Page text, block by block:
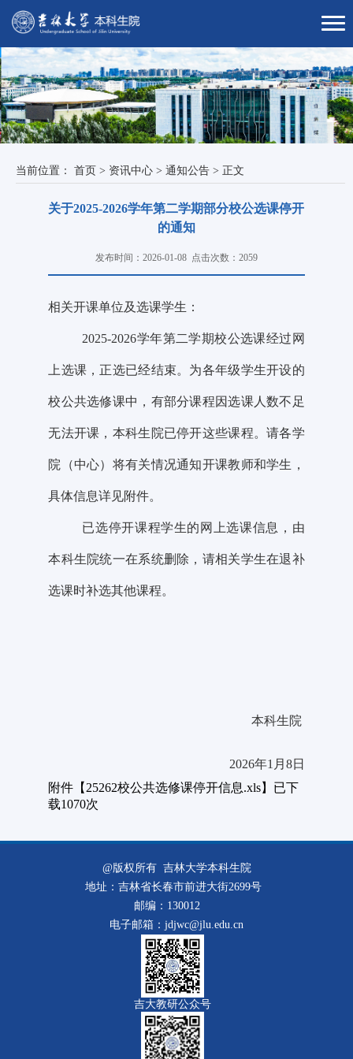
当前位置： 首页 > 资讯中心 > 通知公告 > 正文
关于2025-2026学年第二学期部分校公选课停开
的通知
发布时间：2026-01-08 点击次数： 2059
相关开课单位及选课学生：
2025-2026学年第二学期校公选课经过网
上选课，正选已经结束。为各年级学生开设的
校公共选修课中，有部分课程因选课人数不足
无法开课，本科生院已停开这些课程。请各学
院（中心）将有关情况通知开课教师和学生，
具体信息详见附件。
已选停开课程学生的网上选课信息，由
本科生院统一在系统删除，请相关学生在退补
选课时补选其他课程。
本科生院
2026年1月8日
附件【 25262校公共选修课停开信息.xls】已下
载1070次
@版权所有 吉林大学本科生院
地址：吉林省长春市前进大街2699号
邮编：130012
电子邮箱：jdjwc@jlu.edu.cn
吉大教研公众号